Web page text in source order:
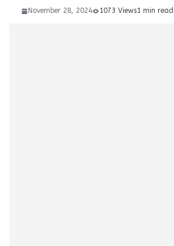
November 28, 2024 1073 Views1 min read